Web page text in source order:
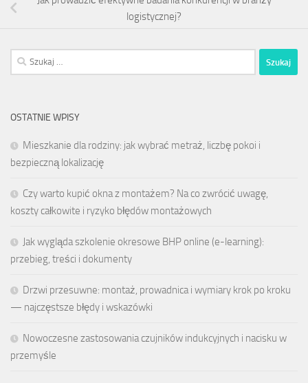
logistycznej?
Szukaj:
OSTATNIE WPISY
Mieszkanie dla rodziny: jak wybrać metraż, liczbę pokoi i
bezpieczną lokalizację
Czy warto kupić okna z montażem? Na co zwrócić uwagę,
koszty całkowite i ryzyko błędów montażowych
Jak wygląda szkolenie okresowe BHP online (e-learning):
przebieg, treści i dokumenty
Drzwi przesuwne: montaż, prowadnica i wymiary krok po kroku
— najczęstsze błędy i wskazówki
Nowoczesne zastosowania czujników indukcyjnych i nacisku w
przemyśle